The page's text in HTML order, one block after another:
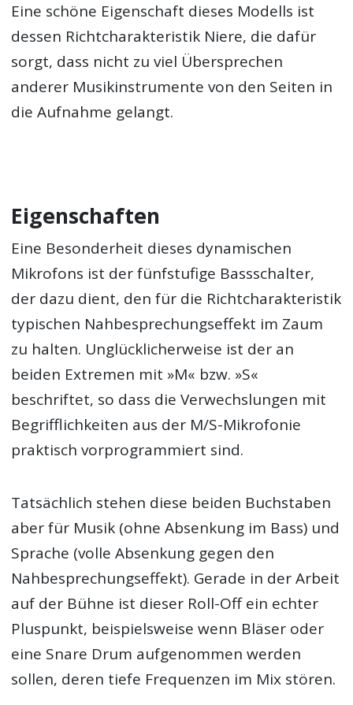
Eine schöne Eigenschaft dieses Modells ist
dessen Richtcharakteristik Niere, die dafür
sorgt, dass nicht zu viel Übersprechen
anderer Musikinstrumente von den Seiten in
die Aufnahme gelangt.
Eigenschaften
Eine Besonderheit dieses dynamischen
Mikrofons ist der fünfstufige Bassschalter,
der dazu dient, den für die Richtcharakteristik
typischen Nahbesprechungseffekt im Zaum
zu halten. Unglücklicherweise ist der an
beiden Extremen mit »M« bzw. »S«
beschriftet, so dass die Verwechslungen mit
Begrifflichkeiten aus der M/S-Mikrofonie
praktisch vorprogrammiert sind.
Tatsächlich stehen diese beiden Buchstaben
aber für Musik (ohne Absenkung im Bass) und
Sprache (volle Absenkung gegen den
Nahbesprechungseffekt). Gerade in der Arbeit
auf der Bühne ist dieser Roll-Off ein echter
Pluspunkt, beispielsweise wenn Bläser oder
eine Snare Drum aufgenommen werden
sollen, deren tiefe Frequenzen im Mix stören.